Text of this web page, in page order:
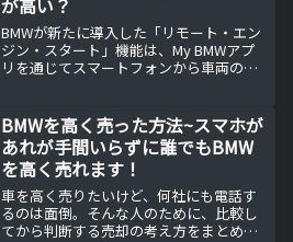
が高い？
BMWが新たに導入した「リモート・エン
ジン・スタート」機能は、My BMWアプ
リを通じてスマートフォンから車両のエ
に、暑い夏や寒い冬に便利で、出発前に
エアコンやヒーターを...
BMWを高く売った方法~スマホが
あれが手間いらずに誰でもBMW
を高く売れます！
車を高く売りたいけど、何社にも電話す
るのは面倒。そんな人のために、比較し
てから判断する売却の考え方をまとめま